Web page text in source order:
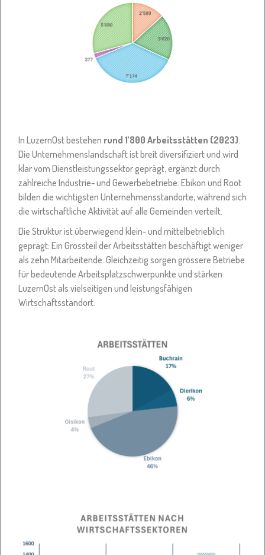
In LuzernOst bestehen rund 1’800 Arbeitsstätten (2023).
Die Unternehmenslandschaft ist breit diversifiziert und wird
klar vom Dienstleistungssektor geprägt, ergänzt durch
zahlreiche Industrie- und Gewerbebetriebe. Ebikon und Root
bilden die wichtigsten Unternehmensstandorte, während sich
die wirtschaftliche Aktivität auf alle Gemeinden verteilt.
Die Struktur ist überwiegend klein- und mittelbetrieblich
geprägt: Ein Grossteil der Arbeitsstätten beschäftigt weniger
als zehn Mitarbeitende. Gleichzeitig sorgen grössere Betriebe
für bedeutende Arbeitsplatzschwerpunkte und stärken
LuzernOst als vielseitigen und leistungsfähigen
Wirtschaftsstandort.